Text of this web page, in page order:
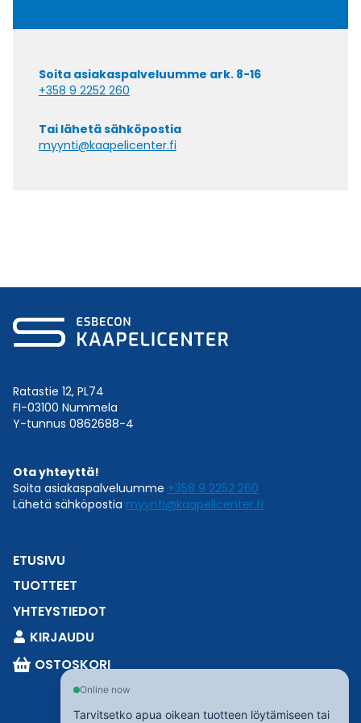
Soita asiakaspalveluumme ark. 8-16
+358 9 2252 260
Tai lähetä sähköpostia
myynti@kaapelicenter.fi
Ratastie 12, PL74
FI-03100 Nummela
Y-tunnus 0862688-4
Ota yhteyttä!
Soita asiakaspalveluumme +358 9 2252 260
Lähetä sähköpostia myynti@kaapelicenter.fi
ETUSIVU
TUOTTEET
YHTEYSTIEDOT
KIRJAUDU
OSTOSKORI
Online now
Tarvitsetko apua oikean tuotteen löytämiseen tai